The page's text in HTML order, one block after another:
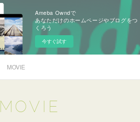
Ameba Owndで
あなただけのホームページやブログをつ
くろう
今すぐ試す
MOVIE
MOVIE